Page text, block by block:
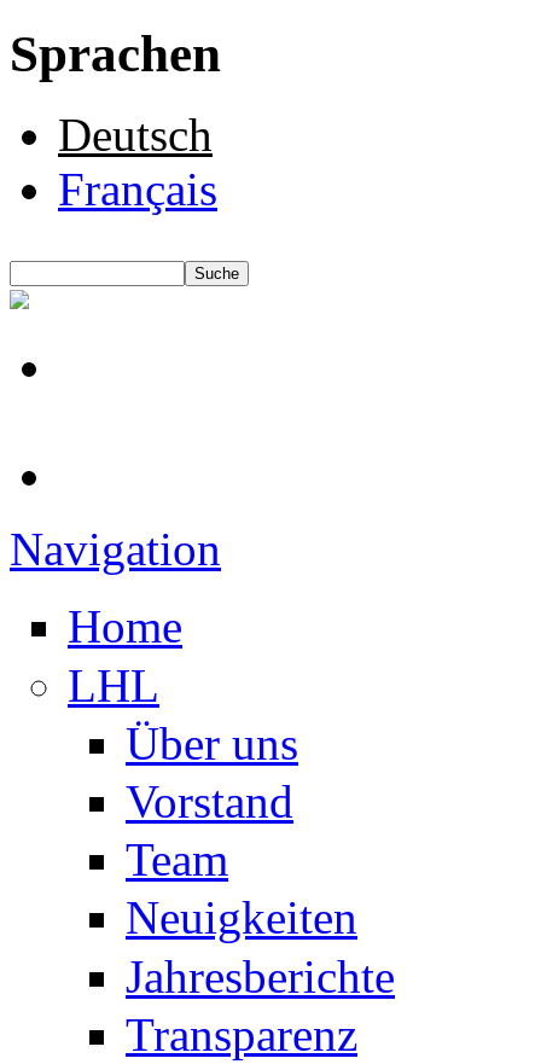
Sprachen
Deutsch
Français
Navigation
Home
LHL
Über uns
Vorstand
Team
Neuigkeiten
Jahresberichte
Transparenz